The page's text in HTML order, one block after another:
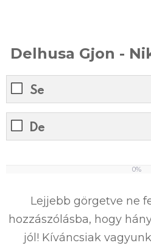
Delhusa Gjon -
Se
De
0%
Lejjebb görgetve ne
hozzászólásba, hogy
jól! Kíváncsiak